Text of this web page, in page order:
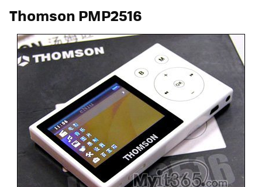
Thomson PMP2516